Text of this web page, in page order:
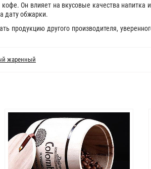
Он влияет на вкусовые качества напитка
дату обжарки.
продукцию другого производителя,
жаренный